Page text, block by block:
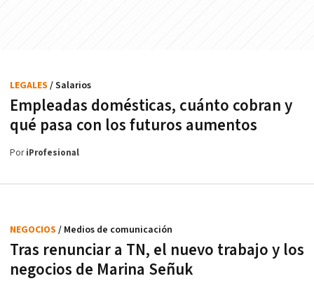
Empleadas domésticas, cuánto cobran y
qué pasa con los futuros aumentos
LEGALES / Salarios
PoriProfesional
Tras renunciar a TN, el nuevo trabajo y los
negocios de Marina Señuk
NEGOCIOS / Medios de comunicación